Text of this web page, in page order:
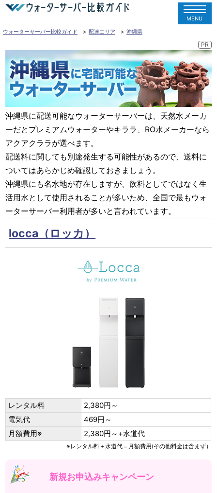
MENU
ウォーターサーバー比較ガイド
配達エリア 沖縄県
沖縄県に配送可能なウォーターサーバーは、天然水メーカ
ーだとプレミアムウォーターやキララ、RO水メーカーなら
アクアクララが選べます。
配送料に関しても別途発生する可能性があるので、送料に
ついてはあらかじめ確認しておきましょう。
沖縄県にも名水地が存在しますが、飲料としてではなく生
活用水として使用されることが多いため、全国で最もウォ
ーターサーバー利用者が多いと言われています。
locca（ロッカ）
レンタル料
2,380円～
電気代
469円～
月額費用※
2,380円～+水道代
※レンタル料＋水道代＝月額費用(その他料金は含まず）
新規お申込みキャンペーン